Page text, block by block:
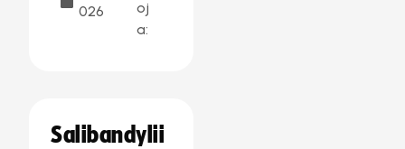
026
oj
a:
Salibandylii